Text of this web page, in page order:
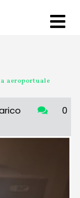
aeroportuale
0